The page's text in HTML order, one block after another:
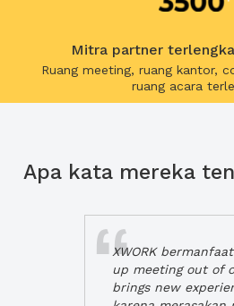
Mitra partner
Ruang meeting, ruang kantor,
ruang acara
Apa kata mereka
XWORK
up meeting out of
brings new